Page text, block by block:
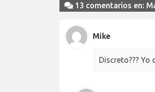
13 comentarios en:
Mike
Discreto??? Yo